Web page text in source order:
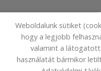
IMPRESSZUM
ADATVÉDELMI
Weboldalunk sütiket
hogy a legjobb
valamint a
használatát bármikor